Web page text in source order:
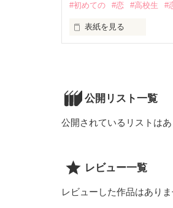
#初めての #恋 #高校生 #
表紙を見る
した。
実話なので私の体験し
暖かい目で見てくれたら
公開リスト一覧
公開されているリストはあ
レビュー一覧
レビューした作品はありま